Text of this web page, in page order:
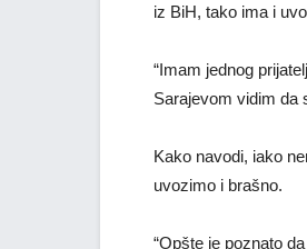
iz BiH, tako ima i
“Imam jednog
Sarajevom vidim da
Kako navodi, iako
uvozimo i brašno.
“Opšte je poznato